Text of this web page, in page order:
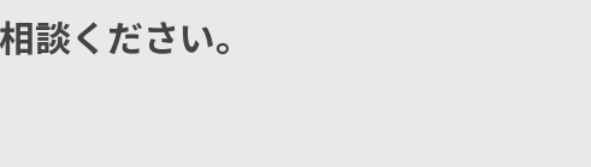
談ください。